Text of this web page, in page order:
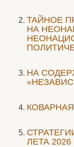
ТАЙНОЕ
НА
НА
ЛЕТА